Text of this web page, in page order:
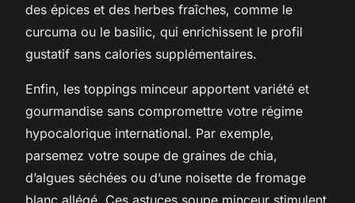
des épices et des herbes fraîches, comme le
curcuma ou le basilic, qui enrichissent le profil
gustatif sans calories supplémentaires.
Enfin, les toppings minceur apportent variété et
gourmandise sans compromettre votre régime
hypocalorique international. Par exemple,
parsemez votre soupe de graines de chia,
d’algues séchées ou d’une noisette de fromage
blanc allégé. Ces astuces soupe minceur stimulent